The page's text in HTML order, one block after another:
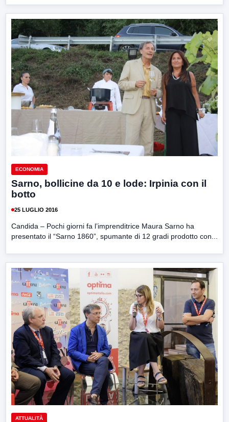
ECONOMIA
Sarno, bollicine da 10 e lode: Irpinia con il
botto
25 LUGLIO 2016
Candida – Pochi giorni fa l’imprenditrice Maura Sarno ha
presentato il “Sarno 1860”, spumante di 12 gradi prodotto con...
ATTUALITÀ